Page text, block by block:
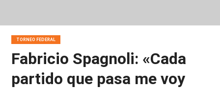
TORNEO FEDERAL
Fabricio Spagnoli: «Cada
partido que pasa me voy